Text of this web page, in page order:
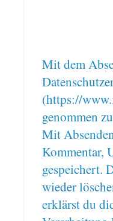
Mit dem
(https://
genommen
Mit
Kommentar,
gespeichert.
wieder
erklärst du